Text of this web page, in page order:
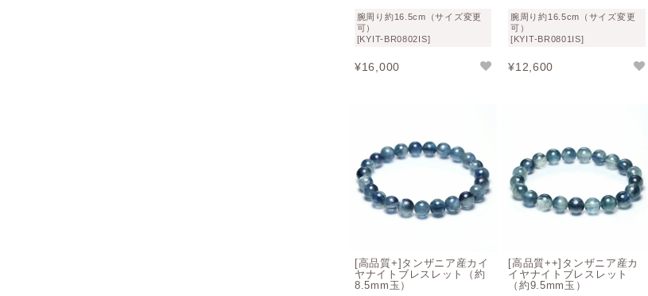
腕周り約16.5cm（サイズ変更
可）
[KYIT-BR0802IS]
¥16,000
腕周り約16.5cm（サイズ変更
可）
[KYIT-BR0801IS]
¥12,600
[高品質+]タンザニア産カイ
ヤナイトブレスレット（約
8.5mm玉）
[高品質++]タンザニア産カ
イヤナイトブレスレット
（約9.5mm玉）